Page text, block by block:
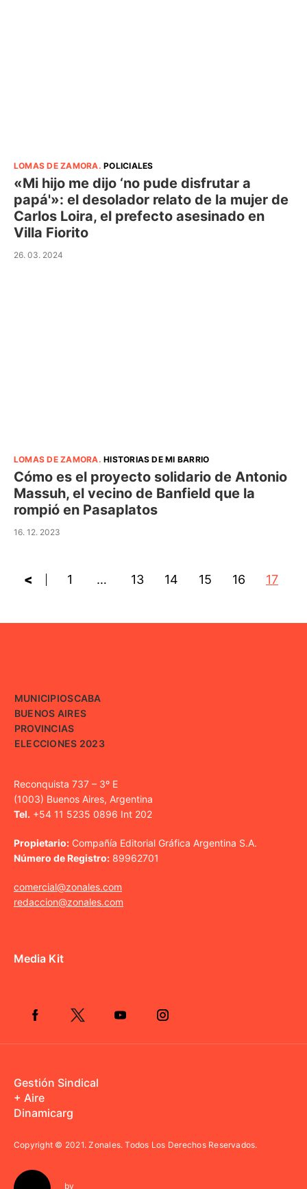
LOMAS DE ZAMORA.POLICIALES
«Mi hijo me dijo ‘no pude disfrutar a
papá'»: el desolador relato de la mujer de
Carlos Loira, el prefecto asesinado en
Villa Fiorito
26. 03. 2024
LOMAS DE ZAMORA.HISTORIAS DE MI BARRIO
Cómo es el proyecto solidario de Antonio
Massuh, el vecino de Banfield que la
rompió en Pasaplatos
16. 12. 2023
< 1 … 13 14 15 16 17
MUNICIPIOSCABA
BUENOS AIRES
PROVINCIAS
ELECCIONES 2023
Reconquista 737 – 3º E
(1003) Buenos Aires, Argentina
Tel. +54 11 5235 0896 Int 202
Propietario: Compañía Editorial Gráfica Argentina S.A.
Número de Registro: 89962701
comercial@zonales.com
redaccion@zonales.com
Media Kit
Gestión Sindical
+ Aire
Dinamicarg
Copyright © 2021.Zonales. Todos Los Derechos Reservados.
by